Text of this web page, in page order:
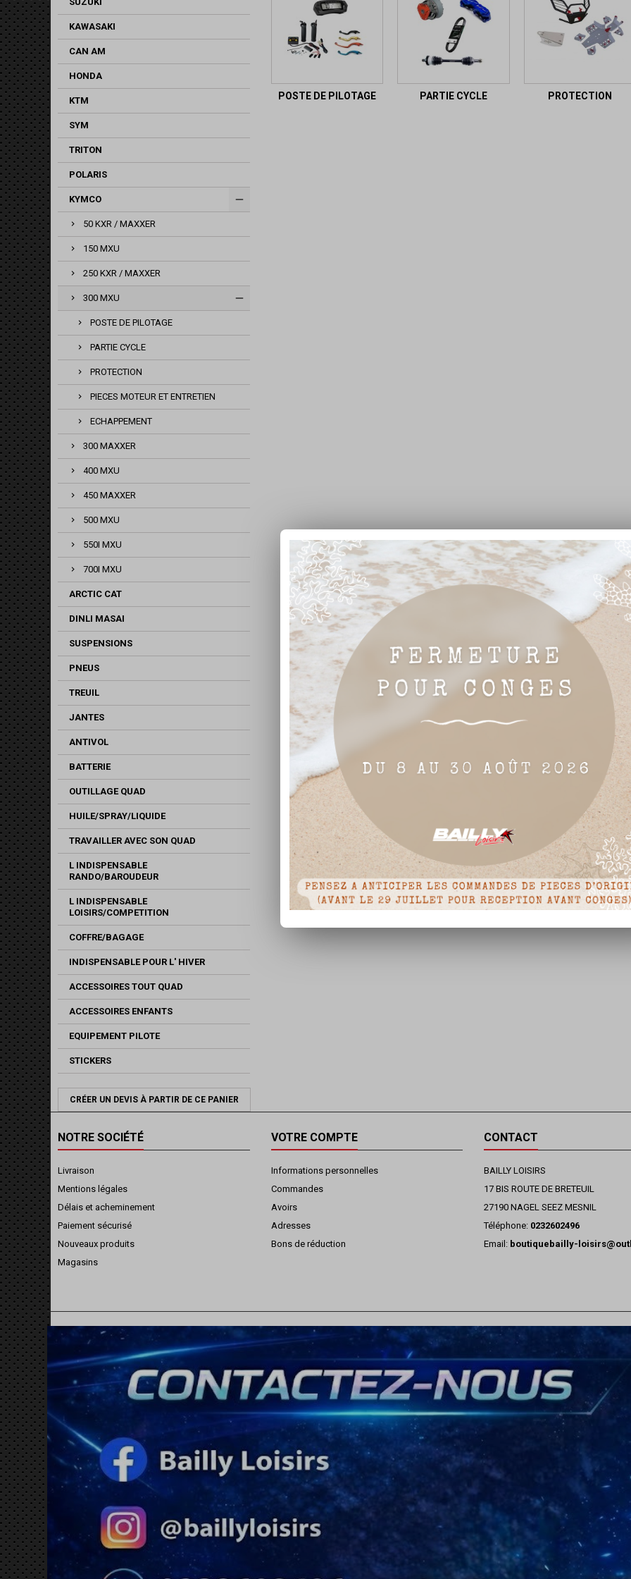
KAWASAKI
CAN AM
HONDA
KTM
SYM
TRITON
POLARIS
KYMCO
50 KXR / MAXXER
150 MXU
250 KXR / MAXXER
300 MXU
POSTE DE PILOTAGE
PARTIE CYCLE
PROTECTION
PIECES MOTEUR ET ENTRETIEN
ECHAPPEMENT
300 MAXXER
400 MXU
450 MAXXER
500 MXU
550I MXU
700I MXU
ARCTIC CAT
DINLI MASAI
SUSPENSIONS
PNEUS
TREUIL
JANTES
ANTIVOL
BATTERIE
OUTILLAGE QUAD
HUILE/SPRAY/LIQUIDE
TRAVAILLER AVEC SON QUAD
L INDISPENSABLE
RANDO/BAROUDEUR
L INDISPENSABLE
LOISIRS/COMPETITION
COFFRE/BAGAGE
INDISPENSABLE POUR L' HIVER
ACCESSOIRES TOUT QUAD
ACCESSOIRES ENFANTS
EQUIPEMENT PILOTE
STICKERS
CRÉER UN DEVIS À PARTIR DE CE PANIER
POSTE DE PILOTAGE PARTIE CYCLE PROTECTION
NOTRE SOCIÉTÉ
Livraison
Mentions légales
Délais et acheminement
Paiement sécurisé
Nouveaux produits
Magasins
VOTRE COMPTE
Informations personnelles
Commandes
Avoirs
Adresses
Bons de réduction
CONTACT
BAILLY LOISIRS
17 BIS ROUTE DE BRETEUIL
27190 NAGEL SEEZ MESNIL
Téléphone: 0232602496
Email: boutiquebailly-